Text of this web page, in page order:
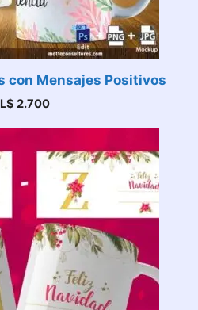
con Mensajes Positivos
2.700